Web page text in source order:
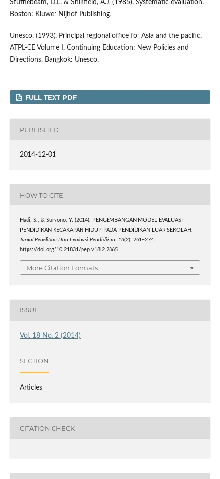
Stufflebeam, D.L. & Shinfield, A.J. (1985). Systematic evaluation.
Boston: Kluwer Nijhof Publishing.
Unesco. (1993). Principal regional office for Asia and the pacific,
ATPL-CE Volume I, Continuing Education: New Policies and
Directions. Bangkok: Unesco.
FULL TEXT PDF
PUBLISHED
2014-12-01
HOW TO CITE
Hadi, S., & Suryono, Y. (2014). PENGEMBANGAN MODEL EVALUASI
PENDIDIKAN KECAKAPAN HIDUP PADA PENDIDIKAN LUAR SEKOLAH.
Jurnal Penelitian Dan Evaluasi Pendidikan, 18(2), 261–274.
https://doi.org/10.21831/pep.v18i2.2865
More Citation Formats
ISSUE
Vol. 18 No. 2 (2014)
SECTION
Articles
CITATION CHECK